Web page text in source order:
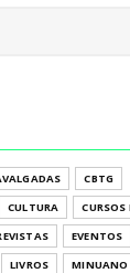
CBTG
CULTURA
CURSOS
EVENTOS
LIVROS MINUANO